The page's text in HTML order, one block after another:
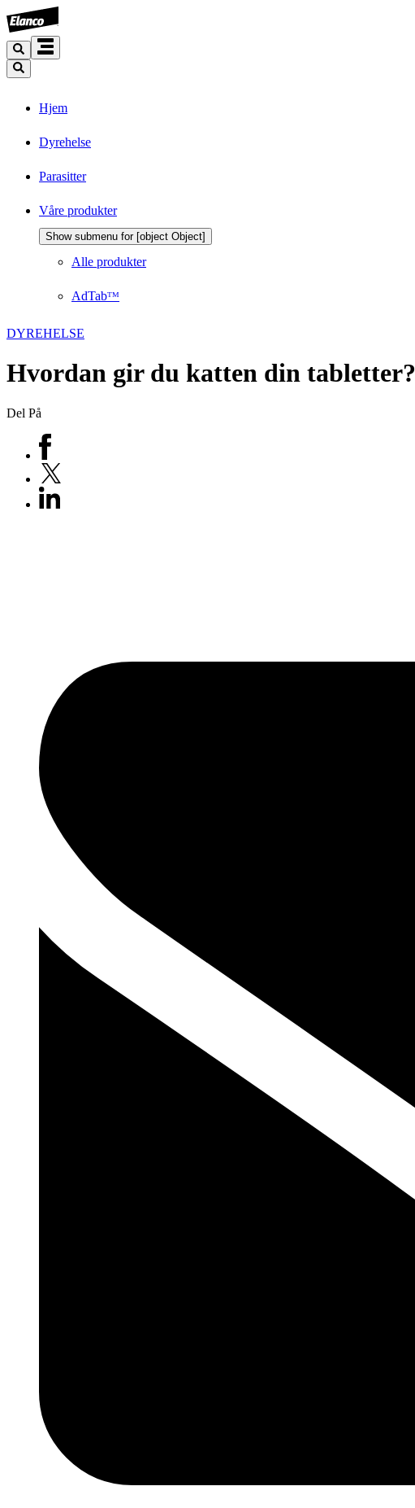
Hjem
Dyrehelse
Parasitter
Våre produkter
Show submenu for [object Object]
Alle produkter
AdTabᵀᴹ
DYREHELSE
Hvordan gir du katten din tabletter?
Del På